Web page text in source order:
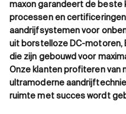
maxon garandeert de beste
processen en
aandrijfsystemen voor
uit borstelloze DC-motoren,
die zijn gebouwd voor
Onze klanten profiteren van
ultramoderne
ruimte met succes wordt